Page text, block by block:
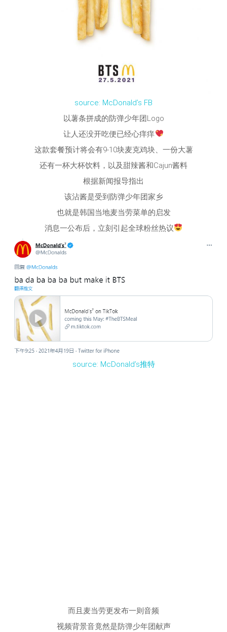
source: McDonald’s FB
以薯条拼成的防弹少年团Logo
让人还没开吃便已经心痒痒
这款套餐预计将会有9-10块麦克鸡块、一份大薯
还有一杯大杯饮料，以及甜辣酱和Cajun酱料
根据新闻报导指出
该沾酱是受到防弹少年团家乡
也就是韩国当地麦当劳菜单的启发
消息一公布后，立刻引起全球粉丝热议
source: McDonald’s推特
而且麦当劳更发布一则音频
视频背景音竟然是防弹少年团献声